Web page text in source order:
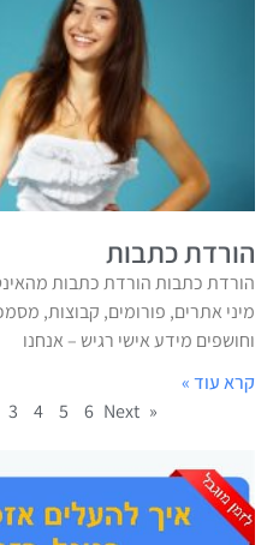
הורדת כתבות
הורדת כתבות הורדת כתבות
מיני אתרים, פורומים, קבוצות,
וחושפים מידע אישי רגיש – אנחנו
קרא עוד »
« Previous
3 4 5 6 Next »